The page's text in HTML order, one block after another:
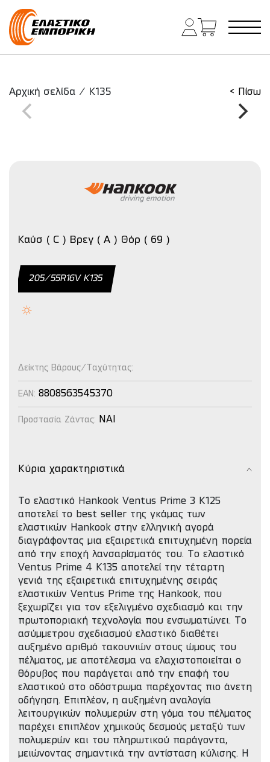
Κύρια πλοήγηση
Αρχική σελίδα / K135 < Πίσω
Καύσ ( C ) Βρεγ ( A ) Θόρ ( 69 )
205/55R16V Κ135
Δείκτης Βάρους/Ταχύτητας:
EAN: 8808563545370
Προστασία Ζάντας: NAI
Κύρια χαρακτηριστικά
Το ελαστικό Hankook Ventus Prime 3 K125
αποτελεί το best seller της γκάμας των
ελαστικών Hankook στην ελληνική αγορά
διαγράφοντας μια εξαιρετικά επιτυχημένη πορεία
από την εποχή λανσαρίσματός του. Το ελαστικό
Ventus Prime 4 K135 αποτελεί την τέταρτη
γενιά της εξαιρετικά επιτυχημένης σειράς
ελαστικών Ventus Prime της Hankook, που
ξεχωρίζει για τον εξελιγμένο σχεδιασμό και την
πρωτοποριακή τεχνολογία που ενσωματώνει. Το
ασύμμετρου σχεδιασμού ελαστικό διαθέτει
αυξημένο αριθμό τακουνιών στους ώμους του
πέλματος, με αποτέλεσμα να ελαχιστοποιείται ο
θόρυβος που παράγεται από την επαφή του
ελαστικού στο οδόστρωμα παρέχοντας πιο άνετη
οδήγηση. Επιπλέον, η αυξημένη αναλογία
λειτουργικών πολυμερών στη γόμα του πέλματος
παρέχει επιπλέον χημικούς δεσμούς μεταξύ των
πολυμερών και του πληρωτικού παράγοντα,
μειώνοντας σημαντικά την αντίσταση κύλισης. Η